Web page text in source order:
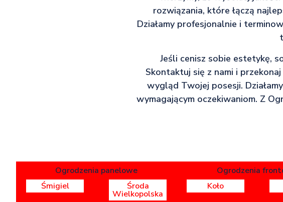
rozwiązania, które łączą
Działamy profesjonalnie i
Jeśli cenisz sobie estetykę,
Skontaktuj się z nami i
wygląd Twojej posesji.
wymagającym oczekiwaniom. Z
Ogrodzenia panelowe
Śmigiel
Środa
Wielkopolska
Ogrodzenia
Koło